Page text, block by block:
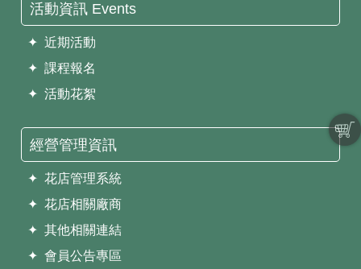
活動資訊 Events
✦ 近期活動
✦ 課程報名
✦ 活動花絮
經營管理資訊
✦ 花店管理系統
✦ 花店相關廠商
✦ 其他相關連結
✦ 會員公告專區